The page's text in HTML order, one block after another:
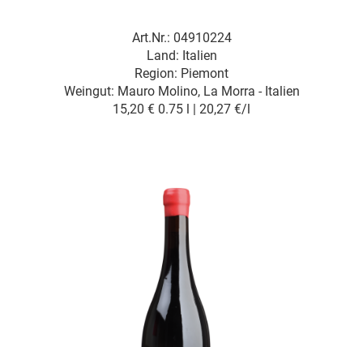
Art.Nr.: 04910224
Region: Piemont
Weingut: Mauro Molino, La Morra - Italien
Land: Italien
15,20 € 0.75 l | 20,27 €/l